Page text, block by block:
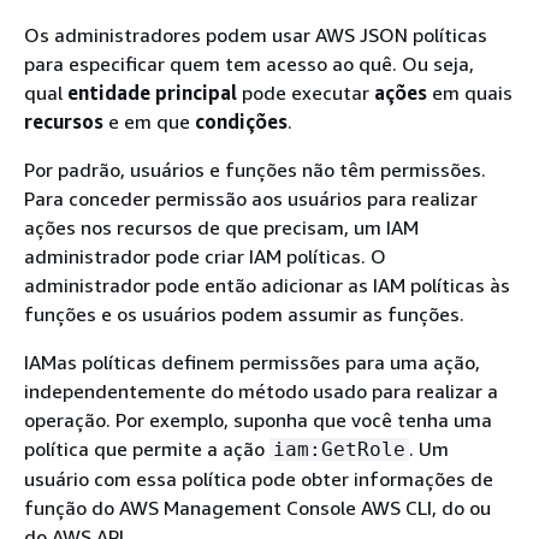
Os administradores podem usar AWS JSON políticas
para especificar quem tem acesso ao quê. Ou seja,
qual entidade principal pode executar ações em quais
recursos e em que condições.
Por padrão, usuários e funções não têm permissões.
Para conceder permissão aos usuários para realizar
ações nos recursos de que precisam, um IAM
administrador pode criar IAM políticas. O
administrador pode então adicionar as IAM políticas às
funções e os usuários podem assumir as funções.
IAMas políticas definem permissões para uma ação,
independentemente do método usado para realizar a
operação. Por exemplo, suponha que você tenha uma
política que permite a ação iam:GetRole . Um
usuário com essa política pode obter informações de
função do AWS Management Console AWS CLI, do ou